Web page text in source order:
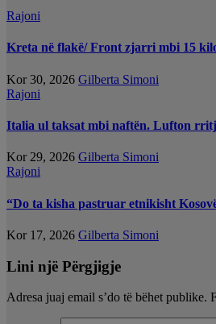
Rajoni
Kreta në flakë/ Front zjarri mbi 15
Kor 30, 2026 Gilberta Simoni
Rajoni
Italia ul taksat mbi naftën. Lufton
Kor 29, 2026 Gilberta Simoni
Rajoni
“Do ta kisha pastruar etnikisht
Kor 17, 2026 Gilberta Simoni
Lini një Përgjigje
Adresa juaj email s’do të bëhet publike.